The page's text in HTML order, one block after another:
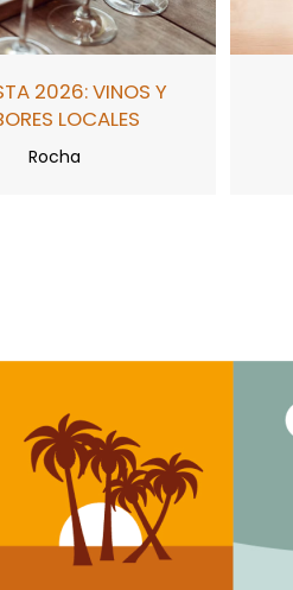
2026: VINOS Y
LOCALES
Rocha